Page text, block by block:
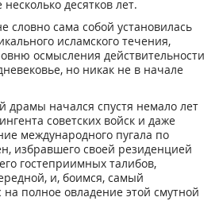
десятков лет.
словно сама собой установилась
исламского течения,
осмысления действительности
но никак не в начале
драмы начался спустя немало лет
советских войск и даже
международного пугала по
избравшего своей резиденцией
гостеприимных талибов,
и, боимся, самый
полное овладение этой смутной